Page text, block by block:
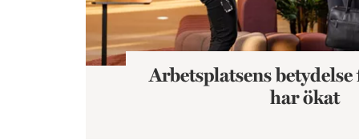
Arbetsplatsens
har ökat